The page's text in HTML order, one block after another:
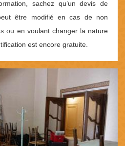
sachez qu’un devis de
être modifié en cas de non
ou en voulant changer la nature
est encore gratuite.